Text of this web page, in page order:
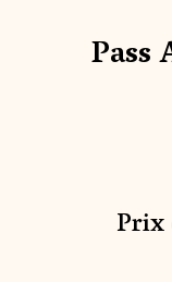
Pass
Prix